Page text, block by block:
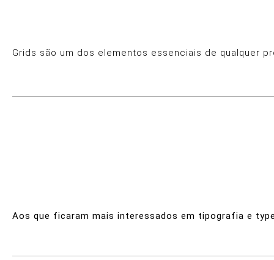
Grids são um dos elementos essenciais de qualquer
Aos que ficaram mais interessados em tipografia e